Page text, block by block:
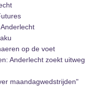
op de voet
Anderlecht zoekt uitweg
maandagwedstrijden"